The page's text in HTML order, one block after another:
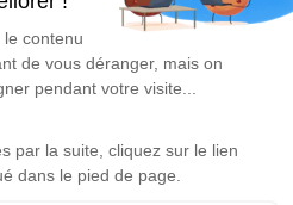
la mémoire d’Yvette
hommage est
Je rends hommage